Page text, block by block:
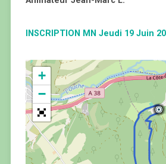
INSCRIPTION MN Jeudi 19 Juin
+
−